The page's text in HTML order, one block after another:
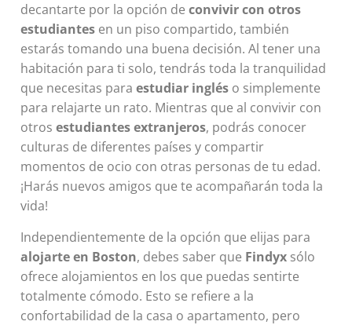
decantarte por la opción deconvivir con otros
estudiantes en un piso compartido, también
estarás tomando una buena decisión. Al tener una
habitación para ti solo, tendrás toda la tranquilidad
que necesitas paraestudiar inglés o simplemente
para relajarte un rato. Mientras que al convivir con
otrosestudiantes extranjeros, podrás conocer
culturas de diferentes países y compartir
momentos de ocio con otras personas de tu edad.
¡Harás nuevos amigos que te acompañarán toda la
vida!
Independientemente de la opción que elijas para
alojarte en Boston, debes saber que Findyx sólo
ofrece alojamientos en los que puedas sentirte
totalmente cómodo. Esto se refiere a la
confortabilidad de la casa o apartamento, pero